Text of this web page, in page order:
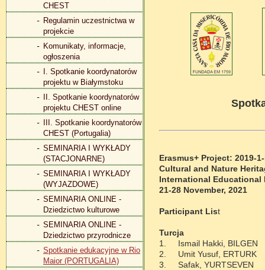
CHEST
Regulamin uczestnictwa w
projekcie
Komunikaty, informacje,
ogłoszenia
I. Spotkanie koordynatorów
projektu w Białymstoku
II. Spotkanie koordynatorów
projektu CHEST online
III. Spotkanie koordynatorów
CHEST (Portugalia)
SEMINARIA I WYKŁADY
(STACJONARNE)
SEMINARIA I WYKŁADY
(WYJAZDOWE)
SEMINARIA ONLINE -
Dziedzictwo kulturowe
SEMINARIA ONLINE -
Dziedzictwo przyrodnicze
Spotkanie edukacyjne w Rio
Maior (PORTUGALIA)
Erasmus+ Project: 2019-
Cultural and Nature
International Educational
21-28 November, 2021
Participant List
Turcja
1.
Ismail Hakki, BILGEN
2.
Umit Yusuf, ERTURK
3.
Safak, YURTSEVEN